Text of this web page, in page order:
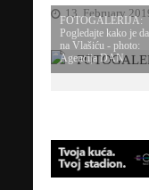
13. February
FOTOGALERIJA:
Pogledajte kako je
na Vlašiću - photo:
Agencija DAN